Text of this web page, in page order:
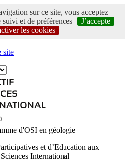
sur ce site, vous acceptez
et de préférences
J’accepte
les cookies
site
d'OSI en géologie
et d’Education aux
International